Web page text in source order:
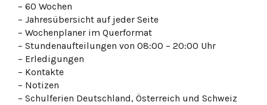
– 60 Wochen
– Jahresübersicht auf jeder Seite
– Wochenplaner im Querformat
– Stundenaufteilungen von 08:00 – 20:00 Uhr
– Erledigungen
– Kontakte
– Notizen
– Schulferien Deutschland, Österreich und Schweiz